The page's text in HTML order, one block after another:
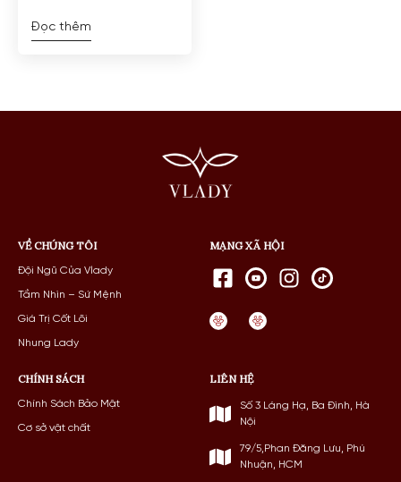
Đọc thêm
VỀ CHÚNG TÔI
Đội Ngũ Của Vlady
Tầm Nhìn – Sứ Mệnh
Giá Trị Cốt Lõi
Nhung Lady
CHÍNH SÁCH
Chính Sách Bảo Mật
Cơ sở vật chất
LIÊN HỆ
Số 3 Láng Hạ, Ba Đình, Hà
Nội
79/5,Phan Đăng Lưu, Phú
Nhuận, HCM
MẠNG XÃ HỘI